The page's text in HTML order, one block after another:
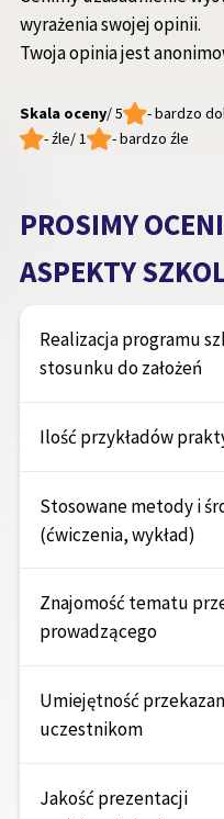
wyrażenia swojej opinii.
Twoja opinia jest
Skala oceny/ 5 - bardzo
- źle/ 1 - bardzo źle
PROSIMY
ASPEKTY
Realizacja programu
stosunku do założeń
Ilość przykładów
Stosowane metody i
(ćwiczenia, wykład)
Znajomość tematu
prowadzącego
Umiejętność
uczestnikom
Jakość prezentacji